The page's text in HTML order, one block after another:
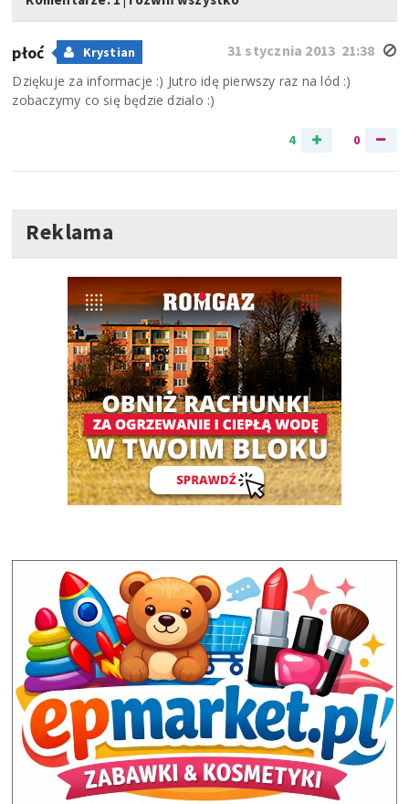
31 stycznia 2013 21:38
płoć Krystian
Dziękuje za informacje :) Jutro idę pierwszy raz na lód :)
zobaczymy co się będzie dzialo :)
4 0
Reklama